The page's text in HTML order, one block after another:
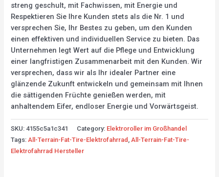
streng geschult, mit Fachwissen, mit Energie und
Respektieren Sie Ihre Kunden stets als die Nr. 1 und
versprechen Sie, Ihr Bestes zu geben, um den Kunden
einen effektiven und individuellen Service zu bieten. Das
Unternehmen legt Wert auf die Pflege und Entwicklung
einer langfristigen Zusammenarbeit mit den Kunden. Wir
versprechen, dass wir als Ihr idealer Partner eine
glänzende Zukunft entwickeln und gemeinsam mit Ihnen
die sättigenden Früchte genießen werden, mit
anhaltendem Eifer, endloser Energie und Vorwärtsgeist.
SKU: 4155c5a1c341 Category: Elektroroller im Großhandel
Tags: All-Terrain-Fat-Tire-Elektrofahrrad All-Terrain-Fat-Tire-
Elektrofahrrad Hersteller